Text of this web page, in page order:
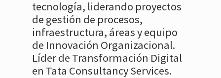
tecnología, liderando proyectos
de gestión de procesos,
infraestructura, áreas y equipo
de Innovación Organizacional.
Líder de Transformación Digital
en Tata Consultancy Services.